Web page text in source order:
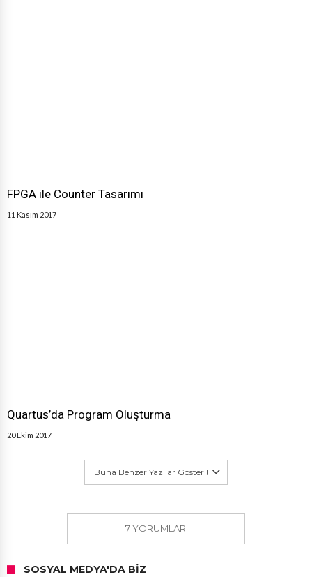
FPGA ile Counter Tasarımı
11 Kasım 2017
Quartus’da Program Oluşturma
20 Ekim 2017
Buna Benzer Yazılar Göster !
7 YORUMLAR
SOSYAL MEDYA'DA BIZ